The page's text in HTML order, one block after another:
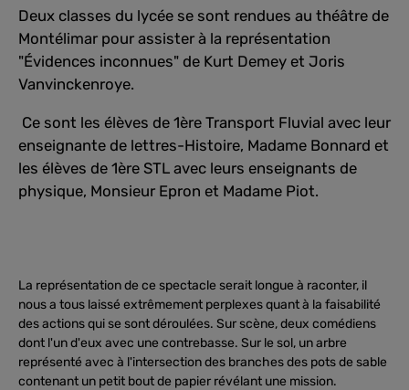
Deux classes du lycée se sont rendues au théâtre de
Montélimar pour assister à la représentation
"Évidences inconnues" de Kurt Demey et Joris
Vanvinckenroye.
Ce sont les élèves de 1ère Transport Fluvial avec leur
enseignante de lettres-Histoire, Madame Bonnard et
les élèves de 1ère STL avec leurs enseignants de
physique, Monsieur Epron et Madame Piot.
La représentation de ce spectacle serait longue à raconter, il
nous a tous laissé extrêmement perplexes quant à la faisabilité
des actions qui se sont déroulées. Sur scène, deux comédiens
dont l'un d'eux avec une contrebasse. Sur le sol, un arbre
représenté avec à l'intersection des branches des pots de sable
contenant un petit bout de papier révélant une mission.